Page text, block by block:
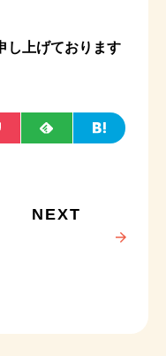
し上げております
NEXT